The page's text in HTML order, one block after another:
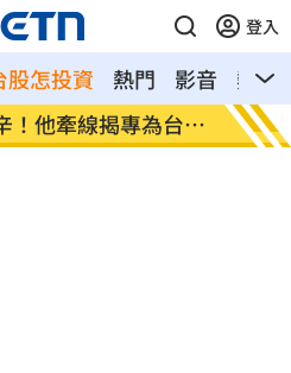
登入
股怎投資 熱門 影音
熱搜
！他牽線揭專為台生
白海